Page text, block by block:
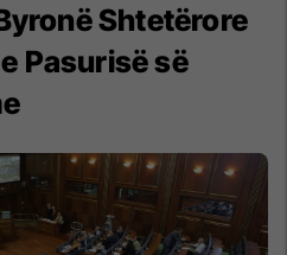
Shtetërore
Pasurisë së